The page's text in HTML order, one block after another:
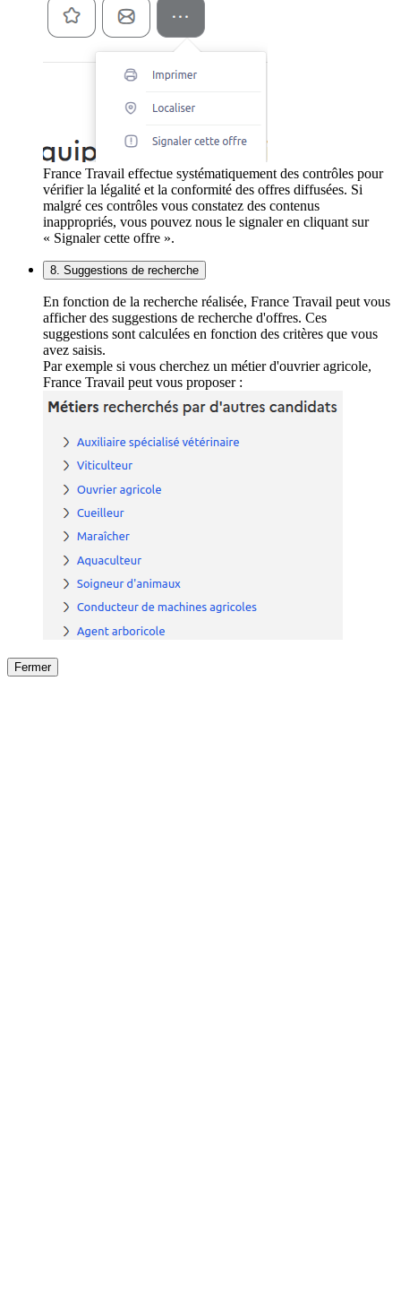
France Travail effectue systématiquement des contrôles pour
vérifier la légalité et la conformité des offres diffusées. Si
malgré ces contrôles vous constatez des contenus
inappropriés, vous pouvez nous le signaler en cliquant sur
« Signaler cette offre ».
8. Suggestions de recherche
En fonction de la recherche réalisée, France Travail peut vous
afficher des suggestions de recherche d'offres. Ces
suggestions sont calculées en fonction des critères que vous
avez saisis.
Par exemple si vous cherchez un métier d'ouvrier agricole,
France Travail peut vous proposer :
Fermer